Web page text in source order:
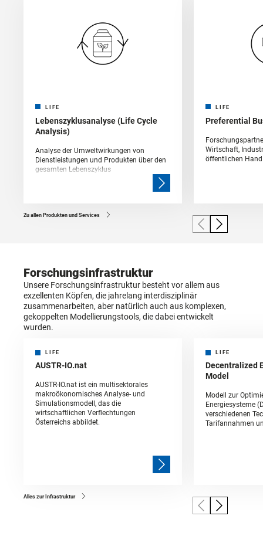
LIFE
Lebenszyklusanalyse (Life Cycle
Analysis)
Analyse der Umweltwirkungen von
Dienstleistungen und Produkten über den
gesamten Lebenszyklus
LIFE
Preferential
Wirtschaft,
öffentlichen Hand
Zu allen Produkten und Services
Forschungsinfrastruktur
Unsere Forschungsinfrastruktur besteht vor allem aus
exzellenten Köpfen, die jahrelang interdisziplinär
zusammenarbeiten, aber natürlich auch aus komplexen,
gekoppelten Modellierungstools, die dabei entwickelt
wurden.
LIFE
AUSTR-IO.nat
AUSTR-IO.nat ist ein multisektorales
makroökonomisches Analyse- und
Simulationsmodell, das die
wirtschaftlichen Verflechtungen
Österreichs abbildet.
LIFE
Decentralized
Model
Modell zur
Energiesysteme
verschiedenen
Tarifannahmen
Alles zur Infrastruktur